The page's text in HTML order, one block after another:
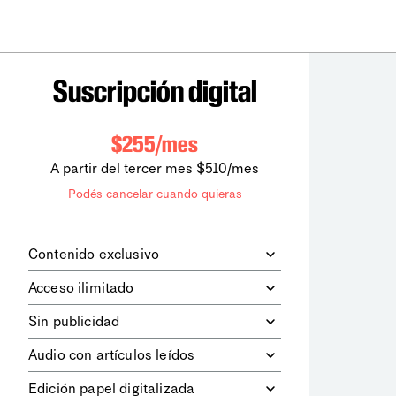
Suscripción digital
$255/mes
A partir del tercer mes $510/mes
Podés cancelar cuando quieras
Contenido exclusivo
digitales dela diaria
los contenidos de Le Monde
diplomatique.
Acceso ilimitado
contenidos.
Sin publicidad
publicitarios.
Audio con artículos leídos
Edición papel digitalizada